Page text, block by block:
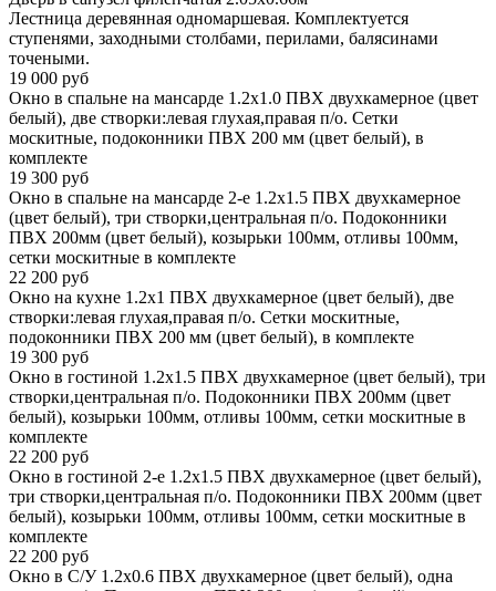
Лестница деревянная одномаршевая. Комплектуется
ступенями, заходными столбами, перилами, балясинами
точеными.
19 000 руб
Окно в спальне на мансарде 1.2х1.0 ПВХ двухкамерное (цвет
белый), две створки:левая глухая,правая п/о. Сетки
москитные, подоконники ПВХ 200 мм (цвет белый), в
комплекте
19 300 руб
Окно в спальне на мансарде 2-е 1.2х1.5 ПВХ двухкамерное
(цвет белый), три створки,центральная п/о. Подоконники
ПВХ 200мм (цвет белый), козырьки 100мм, отливы 100мм,
сетки москитные в комплекте
22 200 руб
Окно на кухне 1.2х1 ПВХ двухкамерное (цвет белый), две
створки:левая глухая,правая п/о. Сетки москитные,
подоконники ПВХ 200 мм (цвет белый), в комплекте
19 300 руб
Окно в гостиной 1.2х1.5 ПВХ двухкамерное (цвет белый), три
створки,центральная п/о. Подоконники ПВХ 200мм (цвет
белый), козырьки 100мм, отливы 100мм, сетки москитные в
комплекте
22 200 руб
Окно в гостиной 2-е 1.2х1.5 ПВХ двухкамерное (цвет белый),
три створки,центральная п/о. Подоконники ПВХ 200мм (цвет
белый), козырьки 100мм, отливы 100мм, сетки москитные в
комплекте
22 200 руб
Окно в С/У 1.2х0.6 ПВХ двухкамерное (цвет белый), одна